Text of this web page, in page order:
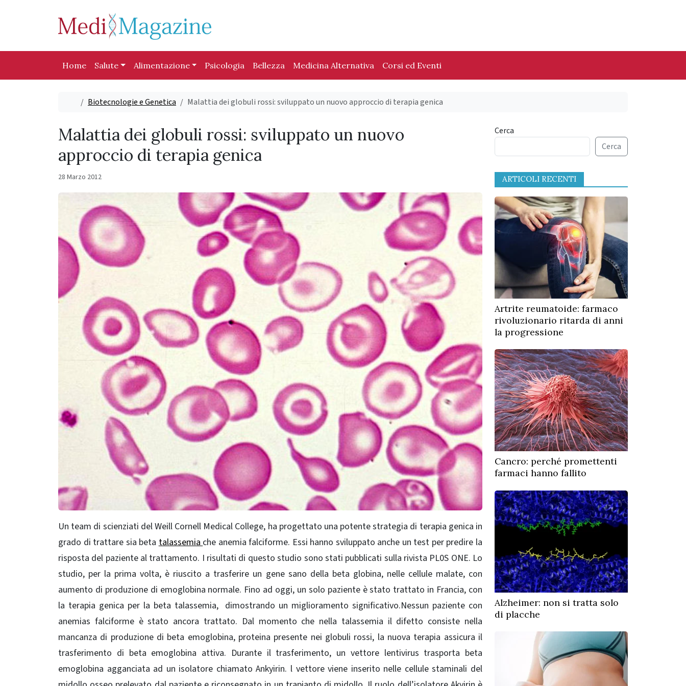
Home Salute Alimentazione Psicologia Bellezza Medicina Alternativa Corsi ed Eventi
HomeBiotecnologie e Genetica Malattia dei globuli rossi: sviluppato un nuovo approccio di terapia genica
Malattia dei globuli rossi: sviluppato un nuovo
approccio di terapia genica
28 Marzo 2012
Un team di scienziati del Weill Cornell Medical College, ha progettato una potente strategia di terapia genica in
grado di trattare sia betatalassemiache anemia falciforme. Essi hanno sviluppato anche un test per predire la
risposta del paziente al trattamento. I risultati di questo studio sono stati pubblicati sulla rivista PL0S ONE. Lo
studio, per la prima volta, è riuscito a trasferire un gene sano della beta globina, nelle cellule malate, con
aumento di produzione di emoglobina normale. Fino ad oggi, un solo paziente è stato trattato in Francia, con
la terapia genica per la beta talassemia, dimostrando un miglioramento significativo.Nessun paziente con
anemias falciforme è stato ancora trattato. Dal momento che nella talassemia il difetto consiste nella
mancanza di produzione di beta emoglobina, proteina presente nei globuli rossi, la nuova terapia assicura il
trasferimento di beta emoglobina attiva. Durante il trasferimento, un vettore lentivirus trasporta beta
emoglobina agganciata ad un isolatore chiamato Ankyirin. l vettore viene inserito nelle cellule staminali del
Cerca
Cerca
ARTICOLI RECENTI
Artrite reumatoide: farmaco
rivoluzionario ritarda di anni
la progressione
Cancro: perché promettenti
farmaci hanno fallito
Alzheimer: non si tratta solo
di placche